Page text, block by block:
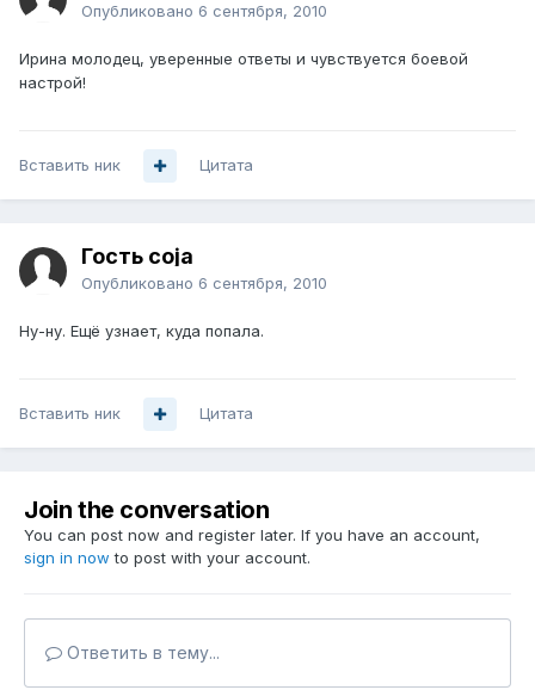
Опубликовано 6 сентября, 2010
Ирина молодец, уверенные ответы и чувствуется боевой
настрой!
Вставить ник Цитата
Гость coja
Опубликовано 6 сентября, 2010
Ну-ну. Ещё узнает, куда попала.
Вставить ник Цитата
Join the conversation
You can post now and register later. If you have an account,
sign in now to post with your account.
Ответить в тему...